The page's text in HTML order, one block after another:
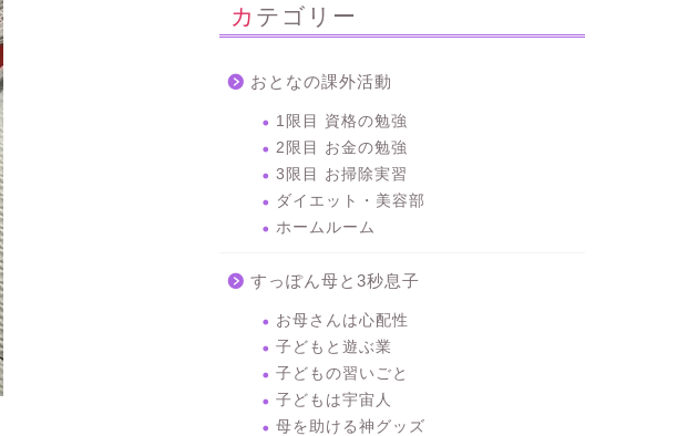
カテゴリー
おとなの課外活動
1限目 資格の勉強
2限目 お金の勉強
3限目 お掃除実習
ダイエット・美容部
ホームルーム
すっぽん母と3秒息子
お母さんは心配性
子どもと遊ぶ業
子どもの習いごと
子どもは宇宙人
母を助ける神グッズ